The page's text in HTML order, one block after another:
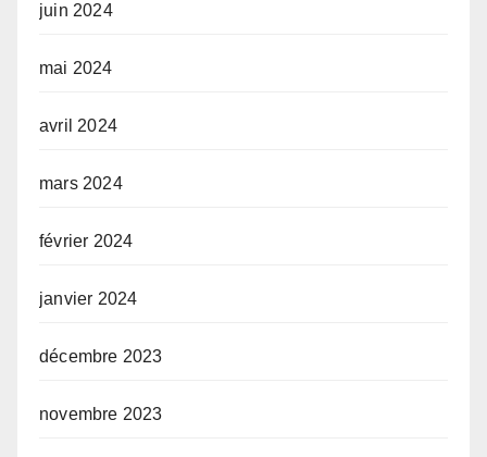
juin 2024
mai 2024
avril 2024
mars 2024
février 2024
janvier 2024
décembre 2023
novembre 2023